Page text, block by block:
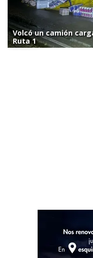
Volcó un camión
Ruta 1